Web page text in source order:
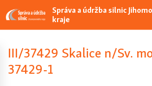
Správa a údržba silnic
kraje
III/37429 Skalice n/Sv.
37429-1